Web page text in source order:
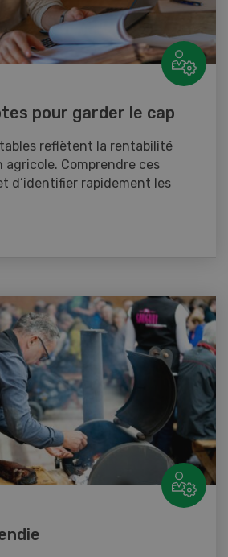
pour garder le cap
reflètent la rentabilité
agricole. Comprendre ces
d’identifier rapidement les